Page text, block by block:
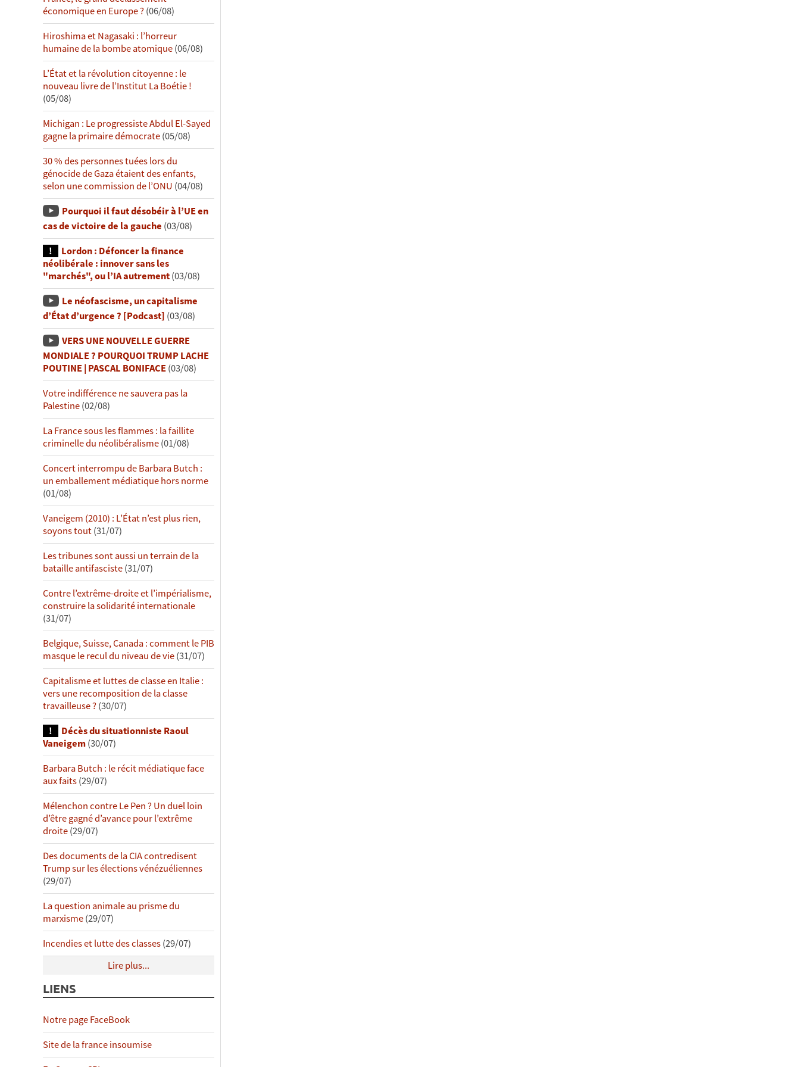
économique en Europe ?(06/08)
Hiroshima et Nagasaki : l’horreur
humaine de la bombe atomique(06/08)
L’État et la révolution citoyenne : le
nouveau livre de l’Institut La Boétie !
(05/08)
Michigan : Le progressiste Abdul El-Sayed
gagne la primaire démocrate(05/08)
30 % des personnes tuées lors du
génocide de Gaza étaient des enfants,
selon une commission de l’ONU (04/08)
Pourquoi il faut désobéir à l’UE en
cas de victoire de la gauche (03/08)
Lordon : Défoncer la finance
néolibérale : innover sans les
"marchés", ou l’IA autrement(03/08)
Le néofascisme, un capitalisme
d’État d’urgence ? [Podcast] (03/08)
VERS UNE NOUVELLE GUERRE
MONDIALE ? POURQUOI TRUMP LACHE
POUTINE | PASCAL BONIFACE(03/08)
Votre indifférence ne sauvera pas la
Palestine(02/08)
La France sous les flammes : la faillite
criminelle du néolibéralisme(01/08)
Concert interrompu de Barbara Butch :
un emballement médiatique hors norme
(01/08)
Vaneigem (2010) : L’État n’est plus rien,
soyons tout(31/07)
Les tribunes sont aussi un terrain de la
bataille antifasciste(31/07)
Contre l’extrême-droite et l’impérialisme,
construire la solidarité internationale
(31/07)
Belgique, Suisse, Canada : comment le PIB
masque le recul du niveau de vie(31/07)
Capitalisme et luttes de classe en Italie :
vers une recomposition de la classe
travailleuse ?(30/07)
Décès du situationniste Raoul
Vaneigem(30/07)
Barbara Butch : le récit médiatique face
aux faits(29/07)
Mélenchon contre Le Pen ? Un duel loin
d’être gagné d’avance pour l’extrême
droite(29/07)
Des documents de la CIA contredisent
Trump sur les élections vénézuéliennes
(29/07)
La question animale au prisme du
marxisme(29/07)
Incendies et lutte des classes(29/07)
Lire plus...
LIENS
Notre page FaceBook
Site de la france insoumise